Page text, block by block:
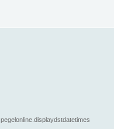
pegelonline.displaydstdatetimes